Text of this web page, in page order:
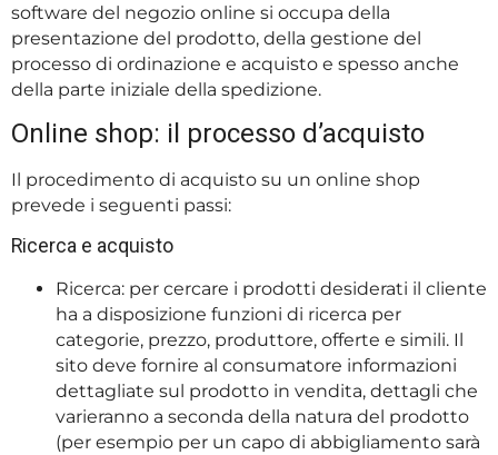
software del negozio online si occupa della
presentazione del prodotto, della gestione del
processo di ordinazione e acquisto e spesso anche
della parte iniziale della spedizione.
Online shop: il processo d’acquisto
Il procedimento di acquisto su un online shop
prevede i seguenti passi:
Ricerca e acquisto
Ricerca: per cercare i prodotti desiderati il cliente
ha a disposizione funzioni di ricerca per
categorie, prezzo, produttore, offerte e simili. Il
sito deve fornire al consumatore informazioni
dettagliate sul prodotto in vendita, dettagli che
varieranno a seconda della natura del prodotto
(per esempio per un capo di abbigliamento sarà